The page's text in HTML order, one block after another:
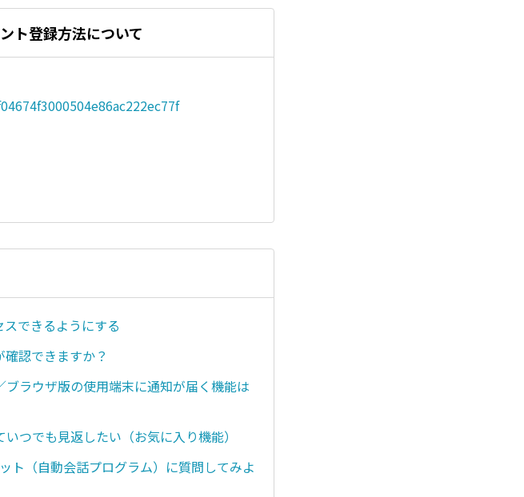
ト登録方法について
スできるようにする
確認できますか？
ブラウザ版の使用端末に通知が届く機能は
つでも見返したい（お気に入り機能）
ト（自動会話プログラム）に質問してみよ